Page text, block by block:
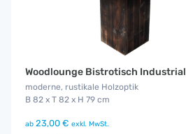
Woodlounge Bistrotisch Industrial
moderne, rustikale Holzoptik
B 82 x T 82 x H 79 cm
ab 23,00 € exkl. MwSt.